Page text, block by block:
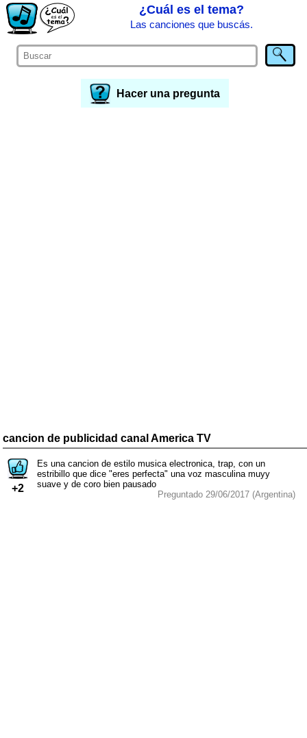
¿Cuál es el tema?
Las canciones que buscás.
Hacer una pregunta
cancion de publicidad canal America TV
+2
Es una cancion de estilo musica electronica, trap, con un
estribillo que dice "eres perfecta" una voz masculina muyy
suave y de coro bien pausado
Preguntado 29/06/2017 (Argentina)